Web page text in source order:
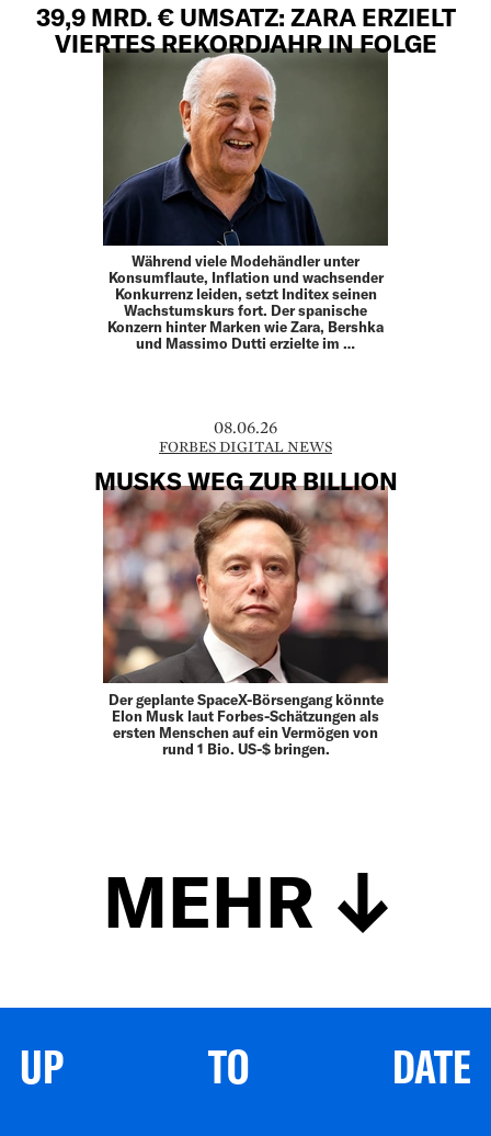
39,9 MRD. € UMSATZ: ZARA ERZIELT
VIERTES REKORDJAHR IN FOLGE
Während viele Modehändler unter
Konsumflaute, Inflation und wachsender
Konkurrenz leiden, setzt Inditex seinen
Wachstumskurs fort. Der spanische
Konzern hinter Marken wie Zara, Bershka
und Massimo Dutti erzielte im …
08.06.26
FORBES DIGITAL NEWS
MUSKS WEG ZUR BILLION
Der geplante SpaceX-Börsengang könnte
Elon Musk laut Forbes-Schätzungen als
ersten Menschen auf ein Vermögen von
rund 1 Bio. US-$ bringen.
MEHR
UP TO DATE